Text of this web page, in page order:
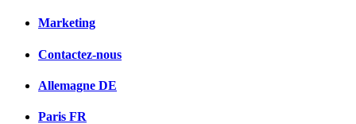
Marketing
Contactez-nous
Allemagne DE
Paris FR